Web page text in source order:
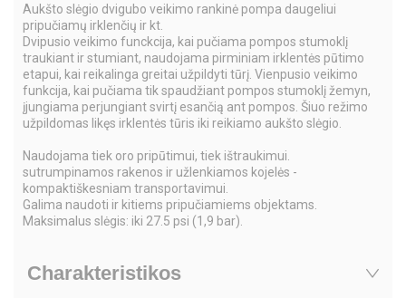
Aukšto slėgio dvigubo veikimo rankinė pompa daugeliui
pripučiamų irklenčių ir kt.
Dvipusio veikimo funckcija, kai pučiama pompos stumoklį
traukiant ir stumiant, naudojama pirminiam irklentės pūtimo
etapui, kai reikalinga greitai užpildyti tūrį. Vienpusio veikimo
funkcija, kai pučiama tik spaudžiant pompos stumoklį žemyn,
įjungiama perjungiant svirtį esančią ant pompos. Šiuo režimo
užpildomas likęs irklentės tūris iki reikiamo aukšto slėgio.
Naudojama tiek oro pripūtimui, tiek ištraukimui.
sutrumpinamos rakenos ir užlenkiamos kojelės -
kompaktiškesniam transportavimui.
Galima naudoti ir kitiems pripučiamiems objektams.
Maksimalus slėgis: iki 27.5 psi (1,9 bar).
Charakteristikos